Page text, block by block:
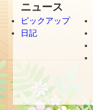
ニュース
ピックアップ
日記